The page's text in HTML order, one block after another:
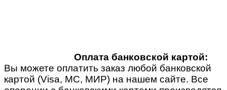
Оплата банковской картой:
Вы можете оплатить заказ любой банковской
картой (Visa, MC, МИР) на нашем сайте. Все